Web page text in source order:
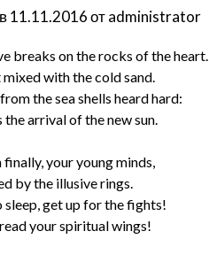
11.11.2016отadministrator
breaks on the rocks of the heart.
with the cold sand.
the sea shells heard hard:
the arrival of the new sun.
your young minds,
by the illusive rings.
sleep, get up for the fights!
your spiritual wings!